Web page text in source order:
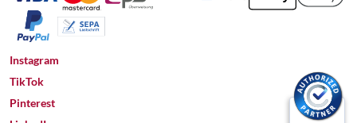
Instagram
TikTok
Pinterest